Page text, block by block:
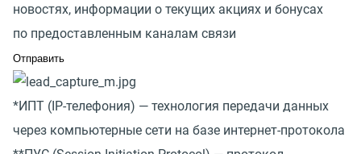
новостях, информации о текущих акциях и бонусах
по предоставленным каналам связи
*ИПТ (IP-телефония) — технология передачи данных
через компьютерные сети на базе интернет-протокола